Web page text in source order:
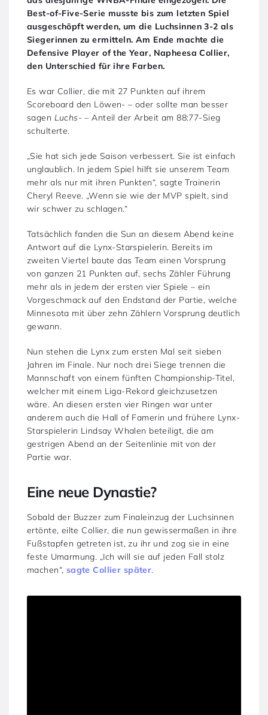
Best-of-Five-Serie musste bis zum letzten Spiel
ausgeschöpft werden, um die Luchsinnen 3-2 als
Siegerinnen zu ermitteln. Am Ende machte die
Defensive Player of the Year, Napheesa Collier,
den Unterschied für ihre Farben.
Es war Collier, die mit 27 Punkten auf ihrem
Scoreboard den Löwen- – oder sollte man besser
sagen Luchs- – Anteil der Arbeit am 88:77-Sieg
schulterte.
„Sie hat sich jede Saison verbessert. Sie ist einfach
unglaublich. In jedem Spiel hilft sie unserem Team
mehr als nur mit ihren Punkten“, sagte Trainerin
Cheryl Reeve. „Wenn sie wie der MVP spielt, sind
wir schwer zu schlagen.“
Tatsächlich fanden die Sun an diesem Abend keine
Antwort auf die Lynx-Starspielerin. Bereits im
zweiten Viertel baute das Team einen Vorsprung
von ganzen 21 Punkten auf, sechs Zähler Führung
mehr als in jedem der ersten vier Spiele – ein
Vorgeschmack auf den Endstand der Partie, welche
Minnesota mit über zehn Zählern Vorsprung deutlich
gewann.
Nun stehen die Lynx zum ersten Mal seit sieben
Jahren im Finale. Nur noch drei Siege trennen die
Mannschaft von einem fünften Championship-Titel,
welcher mit einem Liga-Rekord gleichzusetzen
wäre. An diesen ersten vier Ringen war unter
anderem auch die Hall of Famerin und frühere Lynx-
Starspielerin Lindsay Whalen beteiligt, die am
gestrigen Abend an der Seitenlinie mit von der
Partie war.
Eine neue Dynastie?
Sobald der Buzzer zum Finaleinzug der Luchsinnen
ertönte, eilte Collier, die nun gewissermaßen in ihre
Fußstapfen getreten ist, zu ihr und zog sie in eine
feste Umarmung. „Ich will sie auf jeden Fall stolz
machen“, sagte Collier später.